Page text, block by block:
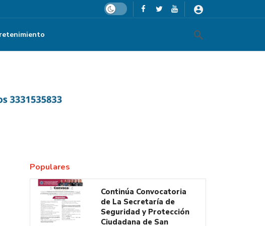
Dark mode
Populares
Continúa Convocatoria
de La Secretaría de
Seguridad y Protección
Ciudadana de San